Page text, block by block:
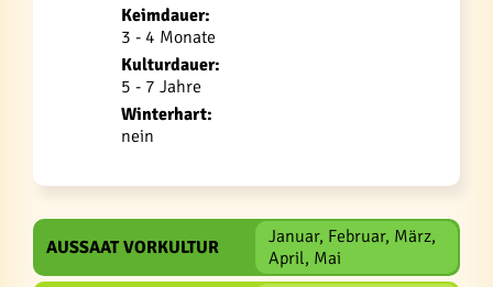
Keimdauer:
3 - 4 Monate
Kulturdauer:
5 - 7 Jahre
Winterhart:
nein
AUSSAAT VORKULTUR
Januar, Februar, März,
April, Mai